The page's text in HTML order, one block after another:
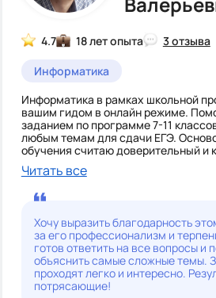
4.7 18 лет опыта
3 отзыва
Информатика
Информатика в рамках школьной
вашим гидом в онлайн режиме.
заданием по программе 7-11
любым темам для сдачи ЕГЭ.
обучения считаю доверительный и
контакт между преподавателем и
Я разрабатываю индивидуальную
ученика. На занятиях мы используем разнообразные
упражнения, тесты и
обеспечить эффективное обучение.
Помогаю ученику улучшить свои
достижения, развивать его навыки
работы, умение анализировать и
также вдохновляю его на поиск
Читать все
Хочу выразить благодарность
за его профессионализм и
готов ответить на все вопросы и
объяснить самые сложные темы.
проходят легко и интересно.
потрясающие!